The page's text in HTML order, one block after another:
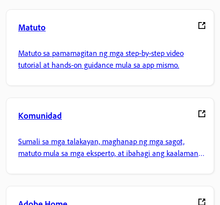
Matuto
Matuto sa pamamagitan ng mga step-by-step video
tutorial at hands-on guidance mula sa app mismo.
Komunidad
Sumali sa mga talakayan, maghanap ng mga sagot,
matuto mula sa mga eksperto, at ibahagi ang kaalaman